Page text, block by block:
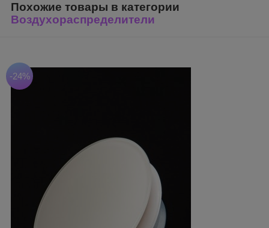
Похожие товары в категории
Воздухораспределители
-24%